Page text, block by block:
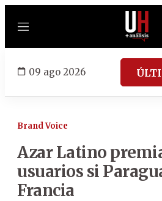
Menú
09 ago 2026
Brand Voice
Azar Latino
usuarios si
Francia